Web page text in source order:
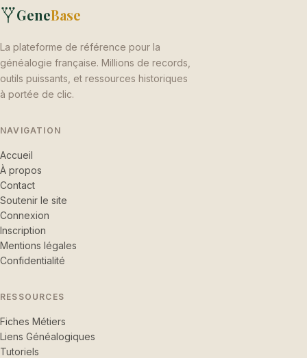
GeneBase
La plateforme de référence pour la
généalogie française. Millions de records,
outils puissants, et ressources historiques
à portée de clic.
NAVIGATION
Accueil
À propos
Contact
Soutenir le site
Connexion
Inscription
Mentions légales
Confidentialité
RESSOURCES
Fiches Métiers
Liens Généalogiques
Tutoriels